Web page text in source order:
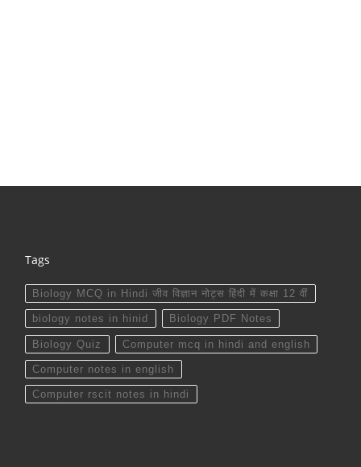
Tags
Biology MCQ in Hindi जीव विज्ञान नोट्स हिंदी में कक्षा 12 वीं
biology notes in hinid Biology PDF Notes
Biology Quiz Computer mcq in hindi and english
Computer notes in english
Computer rscit notes in hindi